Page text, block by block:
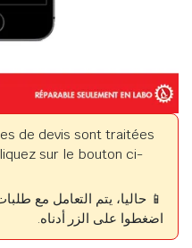
de devis sont traitées
sur le bouton ci-
📱 حاليا، يتم التعامل مع
اضغطوا على الزر أدناه.